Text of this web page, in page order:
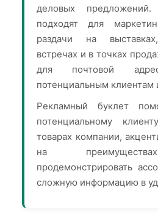
деловых
подходят для
раздачи на
встречах и в точках
для почтовой
потенциальным клиентам
Рекламный буклет
потенциальному
товарах компании,
на
продемонстрировать
сложную информацию в